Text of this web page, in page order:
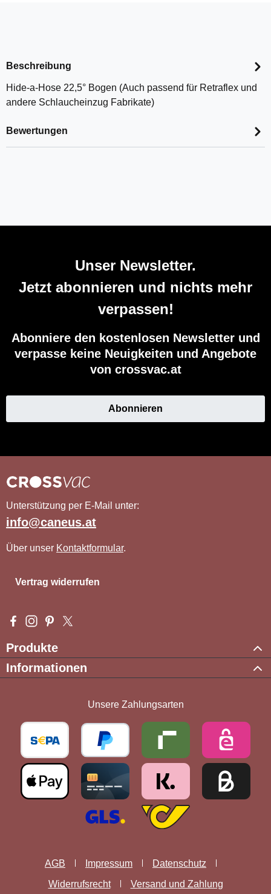
Beschreibung
Hide-a-Hose 22,5° Bogen (Auch passend für Retraflex und
andere Schlaucheinzug Fabrikate)
Bewertungen
Unser Newsletter.
Jetzt abonnieren und nichts mehr
verpassen!
Abonniere den kostenlosen Newsletter und
verpasse keine Neuigkeiten und Angebote
von crossvac.at
Abonnieren
Unterstützung per E-Mail unter:
info@caneus.at
Über unser Kontaktformular.
Vertrag widerrufen
Besuche uns auf Facebook – öffnet in neuem Tab (externer
Schau auf Instagram vorbei – öffnet in neuem Tab
Lass dich auf Pinterest inspirieren – öffnet in neuem
Folge uns auf X – öffnet in neuem Tab (externer
Produkte
Informationen
Unsere Zahlungsarten
AGB Impressum
Datenschutz
Widerrufsrecht
Versand und Zahlung